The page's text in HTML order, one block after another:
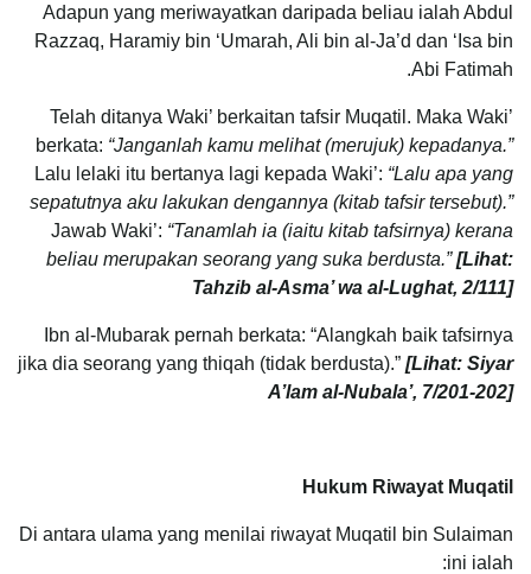
Adapun yang meriwayatkan daripada beliau ialah Abdul
Razzaq, Haramiy bin ‘Umarah, Ali bin al-Ja’d dan ‘Isa bin
Abi Fatimah.
Telah ditanya Waki’ berkaitan tafsir Muqatil. Maka Waki’
berkata: “Janganlah kamu melihat (merujuk) kepadanya.”
Lalu lelaki itu bertanya lagi kepada Waki’: “Lalu apa yang
sepatutnya aku lakukan dengannya (kitab tafsir tersebut).”
Jawab Waki’: “Tanamlah ia (iaitu kitab tafsirnya) kerana
beliau merupakan seorang yang suka berdusta.”[Lihat:
Tahzib al-Asma’ wa al-Lughat, 2/111]
Ibn al-Mubarak pernah berkata: “Alangkah baik tafsirnya
jika dia seorang yang thiqah (tidak berdusta).” [Lihat: Siyar
A’lam al-Nubala’, 7/201-202]
Hukum Riwayat Muqatil
Di antara ulama yang menilai riwayat Muqatil bin Sulaiman
ini ialah: